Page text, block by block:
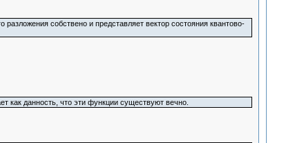
собствено и представляет вектор состояния квантово-
как данность, что эти функции существуют вечно.